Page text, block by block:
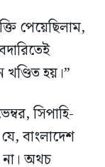
পেয়েছিলাম,
খণ্ডিত হয়।”
সিপাহি-
বাংলাদেশ
অথচ